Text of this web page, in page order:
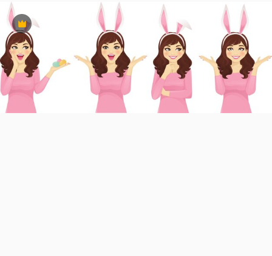
Premium